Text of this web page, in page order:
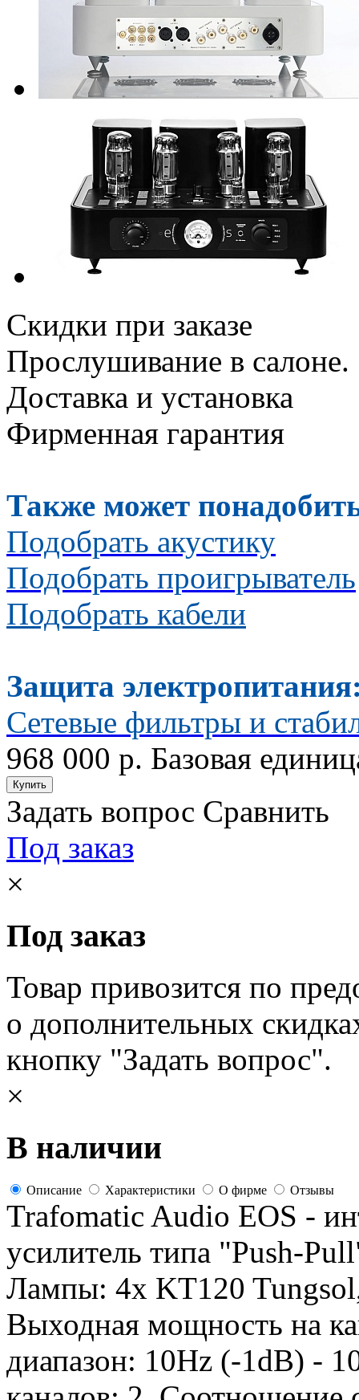
Скидки при заказе
Прослушивание в салоне.
Доставка и установка
Фирменная гарантия
Также может
Подобрать акустику
Подобрать проигрыватель
Подобрать кабели
Защита
Сетевые фильтры и
968 000 р. Базовая
Задать вопрос Сравнить
Под заказ
×
Под заказ
Товар привозится по
о дополнительных
кнопку "Задать вопрос".
×
В наличии
Описание Характеристики О фирме Отзывы
Trafomatic Audio EOS -
усилитель типа "Push-
Лампы: 4x KT120
Выходная мощность на
диапазон: 10Hz (-1dB) -